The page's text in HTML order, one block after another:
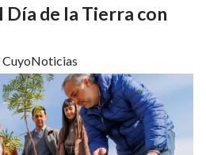
de la Tierra con
CuyoNoticias